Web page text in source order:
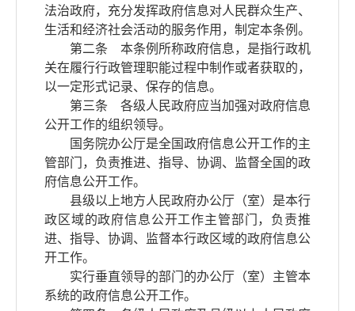
法治政府，充分发挥政府信息对人民群众生产、
生活和经济社会活动的服务作用，制定本条例。
第二条 本条例所称政府信息，是指行政机
关在履行行政管理职能过程中制作或者获取的，
以一定形式记录、保存的信息。
第三条 各级人民政府应当加强对政府信息
公开工作的组织领导。
国务院办公厅是全国政府信息公开工作的主
管部门，负责推进、指导、协调、监督全国的政
府信息公开工作。
县级以上地方人民政府办公厅（室）是本行
政区域的政府信息公开工作主管部门，负责推
进、指导、协调、监督本行政区域的政府信息公
开工作。
实行垂直领导的部门的办公厅（室）主管本
系统的政府信息公开工作。